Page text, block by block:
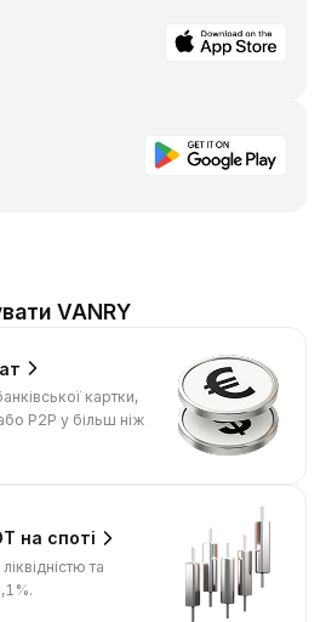
VANRY
картки,
P2P у більш ніж
на споті
та